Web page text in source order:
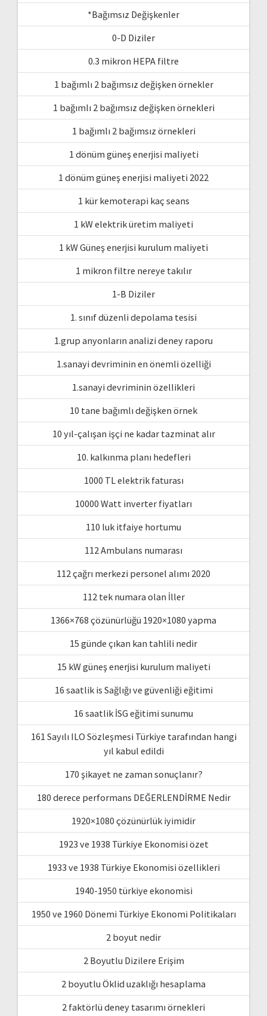
*Bağımsız Değişkenler
0-D Diziler
0.3 mikron HEPA filtre
1 bağımlı 2 bağımsız değişken örnekler
1 bağımlı 2 bağımsız değişken örnekleri
1 bağımlı 2 bağımsız örnekleri
1 dönüm güneş enerjisi maliyeti
1 dönüm güneş enerjisi maliyeti 2022
1 kür kemoterapi kaç seans
1 kW elektrik üretim maliyeti
1 kW Güneş enerjisi kurulum maliyeti
1 mikron filtre nereye takılır
1-B Diziler
1. sınıf düzenli depolama tesisi
1.grup anyonların analizi deney raporu
1.sanayi devriminin en önemli özelliği
1.sanayi devriminin özellikleri
10 tane bağımlı değişken örnek
10 yıl-çalışan işçi ne kadar tazminat alır
10. kalkınma planı hedefleri
1000 TL elektrik faturası
10000 Watt inverter fiyatları
110 luk itfaiye hortumu
112 Ambulans numarası
112 çağrı merkezi personel alımı 2020
112 tek numara olan İller
1366×768 çözünürlüğü 1920×1080 yapma
15 günde çıkan kan tahlili nedir
15 kW güneş enerjisi kurulum maliyeti
16 saatlik is Sağlığı ve güvenliği eğitimi
16 saatlik İSG eğitimi sunumu
161 Sayılı ILO Sözleşmesi Türkiye tarafından hangi
yıl kabul edildi
170 şikayet ne zaman sonuçlanır?
180 derece performans DEĞERLENDİRME Nedir
1920×1080 çözünürlük iyimidir
1923 ve 1938 Türkiye Ekonomisi özet
1933 ve 1938 Türkiye Ekonomisi özellikleri
1940-1950 türkiye ekonomisi
1950 ve 1960 Dönemi Türkiye Ekonomi Politikaları
2 boyut nedir
2 Boyutlu Dizilere Erişim
2 boyutlu Öklid uzaklığı hesaplama
2 faktörlü deney tasarımı örnekleri